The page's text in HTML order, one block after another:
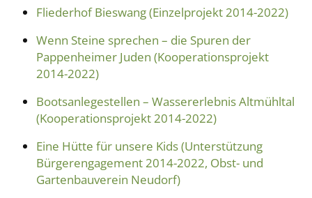
Fliederhof Bieswang (Einzelprojekt 2014-2022)
Wenn Steine sprechen – die Spuren der
Pappenheimer Juden (Kooperationsprojekt
2014-2022)
Bootsanlegestellen – Wassererlebnis Altmühltal
(Kooperationsprojekt 2014-2022)
Eine Hütte für unsere Kids (Unterstützung
Bürgerengagement 2014-2022, Obst- und
Gartenbauverein Neudorf)